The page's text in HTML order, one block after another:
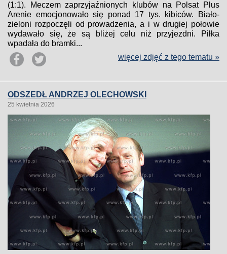
(1:1). Meczem zaprzyjaźnionych klubów na Polsat Plus
Arenie emocjonowało się ponad 17 tys. kibiców. Biało-
zieloni rozpoczęli od prowadzenia, a i w drugiej połowie
wydawało się, że są bliżej celu niż przyjezdni. Piłka
wpadała do bramki...
więcej zdjęć z tego tematu »
ODSZEDŁ ANDRZEJ OLECHOWSKI
25 kwietnia 2026